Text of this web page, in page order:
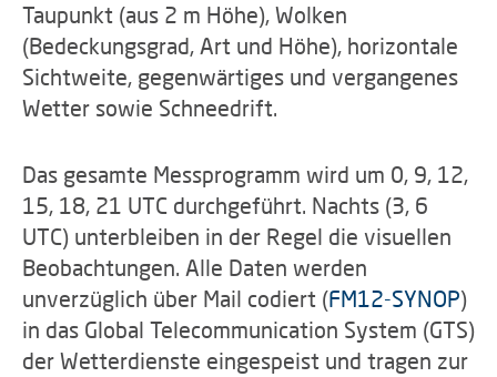
Taupunkt (aus 2 m Höhe), Wolken
(Bedeckungsgrad, Art und Höhe), horizontale
Sichtweite, gegenwärtiges und vergangenes
Wetter sowie Schneedrift.
Das gesamte Messprogramm wird um 0, 9, 12,
15, 18, 21 UTC durchgeführt. Nachts (3, 6
UTC) unterbleiben in der Regel die visuellen
Beobachtungen. Alle Daten werden
unverzüglich über Mail codiert (FM12-SYNOP)
in das Global Telecommunication System (GTS)
der Wetterdienste eingespeist und tragen zur